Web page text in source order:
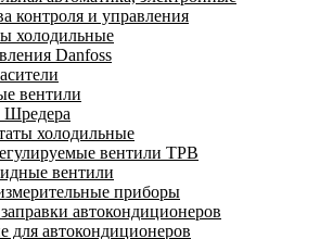
контроля и управления
холодильные
Danfoss
вентили
Шредера
холодильные
вентили ТРВ
вентили
приборы
автокондиционеров
для автокондиционеров